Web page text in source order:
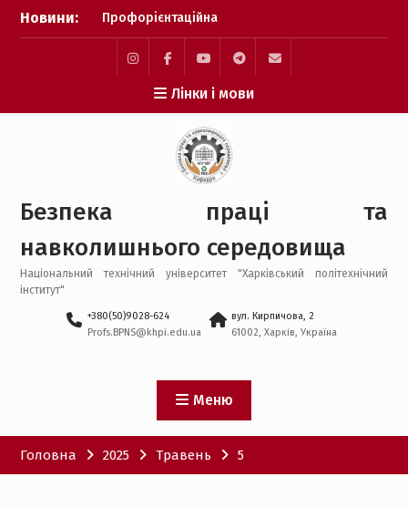
Перейти
Новини:
Профорієнтаційна
робота у травні 2026
року
Результати проведення
XXXIV-ої щорічної
конференції MicroCAD-
Результати наскрізної
практичної підготовки
Атестаційний іспит
бакалаврів 2026 року
InstagramFacebookYouTubeTelegram
Mail
Лінки і мови
Безпека праці та
навколишнього середовища
Національний технічний університет "Харківський політехнічний
інститут"
+380(50)9028-624
Profs.BPNS@khpi.edu.ua
вул. Кирпичова, 2
61002, Харків, Україна
Меню
Головна 2025 Травень 5